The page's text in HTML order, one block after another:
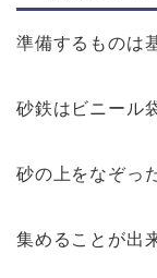
準備するものは
砂鉄はビニール
砂の上をなぞっ
集めることが出